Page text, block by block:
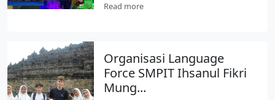
Read more
Organisasi Language
Force SMPIT Ihsanul Fikri
Mung...